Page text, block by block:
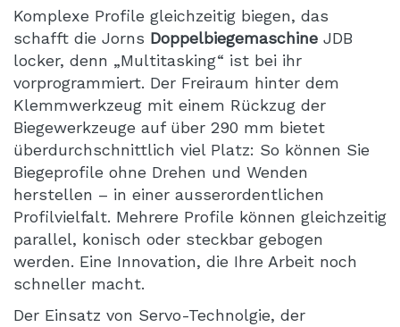
Komplexe Profile gleichzeitig biegen, das
schafft die Jorns Doppelbiegemaschine JDB
locker, denn „Multitasking“ ist bei ihr
vorprogrammiert. Der Freiraum hinter dem
Klemmwerkzeug mit einem Rückzug der
Biegewerkzeuge auf über 290 mm bietet
überdurchschnittlich viel Platz: So können Sie
Biegeprofile ohne Drehen und Wenden
herstellen – in einer ausserordentlichen
Profilvielfalt. Mehrere Profile können gleichzeitig
parallel, konisch oder steckbar gebogen
werden. Eine Innovation, die Ihre Arbeit noch
schneller macht.
Der Einsatz von Servo-Technolgie, der